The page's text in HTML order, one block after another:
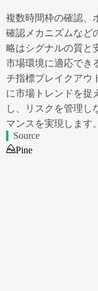
複数時間枠の確認、
確認メカニズムなど
略はシグナルの質と
市場環境に適応でき
チ指標ブレイクアウ
に市場トレンドを捉
し、リスクを管理し
マンスを実現します。
Source
Pine